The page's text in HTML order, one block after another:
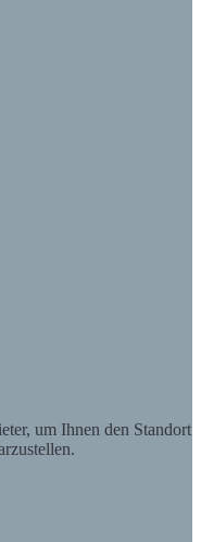
um Ihnen den Standort